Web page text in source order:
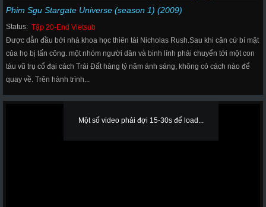
Phim Sgu Stargate Universe (season 1) (2009)
Status: Tập 20-End Vietsub
Được dẫn đầu bởi nhà khoa học thiên tài Nicholas Rush.Sau khi căn cứ bí mật
của họ bị tấn công. một nhóm người dân và binh lính phải chuyển tới một con
tàu vũ trụ cổ đại cách Trái Đất hàng tỷ năm ánh sáng, không có cách nào để
quay về. Trên hành trình...
Một số video phải đợi 15-30s để load...